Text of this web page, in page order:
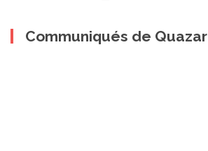
Communiqués de Quazar